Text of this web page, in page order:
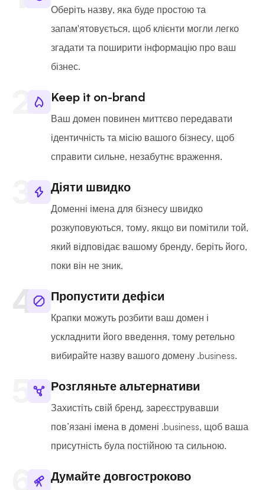
Оберіть назву, яка буде простою та
запам'ятовується, щоб клієнти могли легко
згадати та поширити інформацію про ваш
бізнес.
Keep it on-brand
Ваш домен повинен миттєво передавати
ідентичність та місію вашого бізнесу, щоб
справити сильне, незабутнє враження.
Діяти швидко
Доменні імена для бізнесу швидко
розкуповуються, тому, якщо ви помітили той,
який відповідає вашому бренду, беріть його,
поки він не зник.
Пропустити дефіси
Крапки можуть розбити ваш домен і
ускладнити його введення, тому ретельно
вибирайте назву вашого домену .business.
Розгляньте альтернативи
Захистіть свій бренд, зареєструвавши
пов’язані імена в домені .business, щоб ваша
присутність була постійною та сильною.
Думайте довгостроково